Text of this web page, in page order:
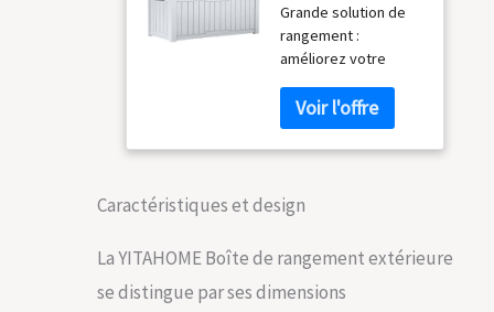
de rangement
étanche pour
outils de jardin,
coussins de
terrasse et
accessoires de
piscine,
assemblage
facile, banc ou
table polyvalente
Grande solution de
rangement :
améliorez votre
avec notre grande
boîte de terrasse
mesurant 142 x 67 x
coussins de
terrasse, outils de
de piscine seront
soigneusement
Caractéristiques et design
La YITAHOME Boîte de rangement extérieure
se distingue par ses dimensions